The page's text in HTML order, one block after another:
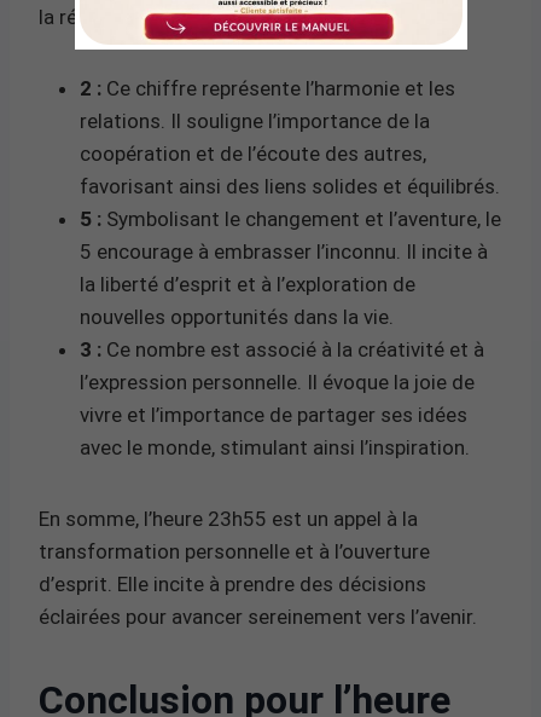
la réflexion et à l’introspection.
2 : Ce chiffre représente l’harmonie et les
relations. Il souligne l’importance de la
coopération et de l’écoute des autres,
favorisant ainsi des liens solides et équilibrés.
5 : Symbolisant le changement et l’aventure, le
5 encourage à embrasser l’inconnu. Il incite à
la liberté d’esprit et à l’exploration de
nouvelles opportunités dans la vie.
3 : Ce nombre est associé à la créativité et à
l’expression personnelle. Il évoque la joie de
vivre et l’importance de partager ses idées
avec le monde, stimulant ainsi l’inspiration.
En somme, l’heure 23h55 est un appel à la
transformation personnelle et à l’ouverture
d’esprit. Elle incite à prendre des décisions
éclairées pour avancer sereinement vers l’avenir.
Conclusion pour l’heure